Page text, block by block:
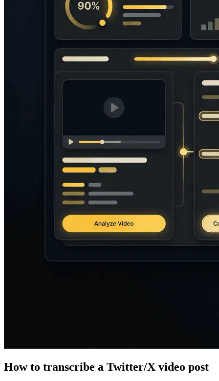
How to transcribe a Twitter/X video post